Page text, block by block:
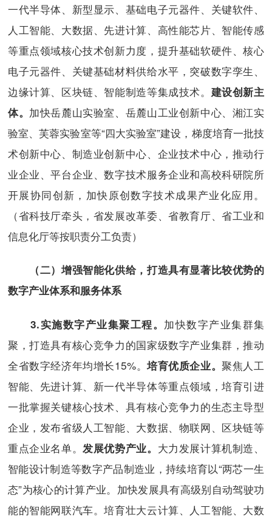
一代半导体、新型显示、基础电子元器件、关键软件、
人工智能、大数据、先进计算、高性能芯片、智能传感
等重点领域核心技术创新力度，提升基础软硬件、核心
电子元器件、关键基础材料供给水平，突破数字孪生、
边缘计算、区块链、智能制造等集成技术。 建设创新主
体。 加快岳麓山实验室、岳麓山工业创新中心、湘江实
验室、芙蓉实验室等“四大实验室”建设，梯度培育一批技
术创新中心、制造业创新中心、企业技术中心，推动行
业企业、平台企业、数字技术服务企业和高校科研院所
开展协同创新，加快原创数字技术成果产业化应用。
（省科技厅牵头，省发展改革委、省教育厅、省工业和
信息化厅等按职责分工负责）
（二）增强智能化供给，打造具有显著比较优势的
数字产业体系和服务体系
3.实施数字产业集聚工程。 加快数字产业集群集
聚，打造具有核心竞争力的国家级数字产业集群，推动
全省数字经济年均增长15%。培育优质企业。聚焦人工
智能、先进计算、新一代半导体等重点领域，培育引进
一批掌握关键核心技术、具有核心竞争力的生态主导型
企业，发布省级人工智能、大数据、物联网、区块链等
重点企业名单。发展优势产业。 大力发展计算机制造、
智能设计制造等数字产品制造业，持续培育以“两芯一生
态”为核心的计算产业。加快发展具有高级别自动驾驶功
能的智能网联汽车。培育壮大云计算、人工智能、大数